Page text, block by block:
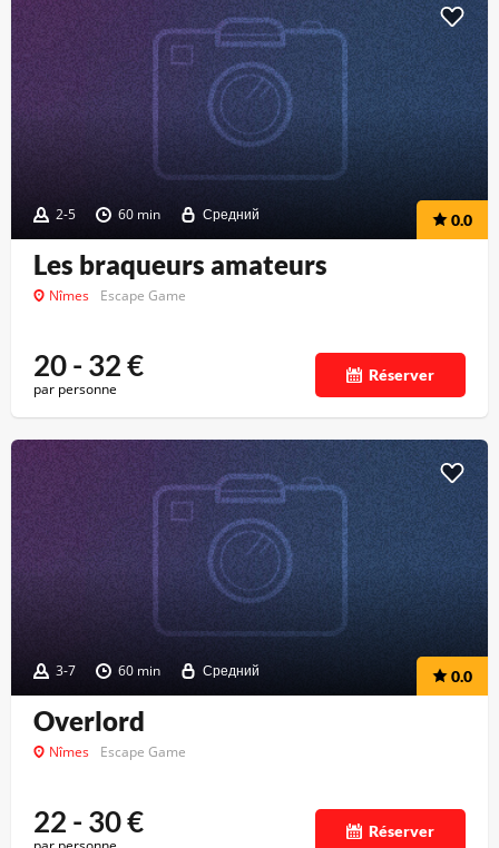
2-5 60 min Средний 0.0
Les braqueurs amateurs
Nîmes Escape Game
20 - 32€
par personne
Réserver
3-7 60 min Средний 0.0
Overlord
Nîmes Escape Game
22 - 30€ Réserver